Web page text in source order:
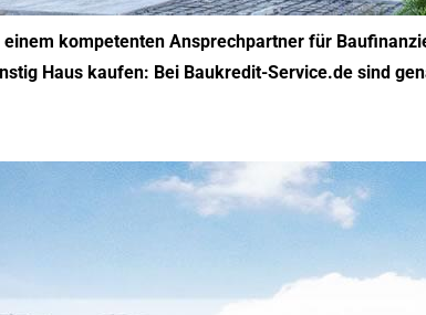
kompetenten Ansprechpartner für
Haus kaufen: Bei Baukredit-Service.de sind